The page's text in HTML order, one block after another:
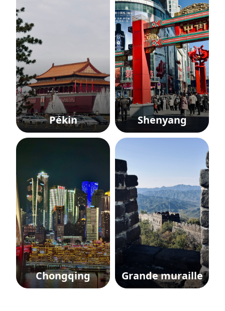
Pékin Shenyang
Chongqing Grande muraille